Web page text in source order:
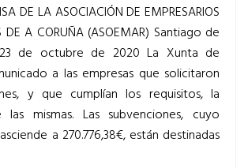
DE LA ASOCIACIÓN DE EMPRESARIOS
DE A CORUÑA (ASOEMAR) Santiago de
de octubre de 2020 La Xunta de
a las empresas que solicitaron
y que cumplían los requisitos, la
mismas. Las subvenciones, cuyo
a 270.776,38€, están destinadas